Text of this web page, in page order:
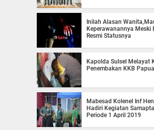
Inilah Alasan
Keperawanannya Meski
Resmi Statusnya
Kapolda Sulsel Melayat
Penembakan KKB Papua
Mabesad Kolenel Inf
Hadiri Kegiatan
Periode 1 April 2019